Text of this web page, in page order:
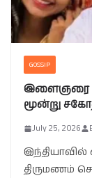
GOSSIP
இளைஞரை
மூன்று
July 25, 2026
திருமணம்